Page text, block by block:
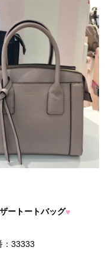
ートートバッグ♥
：33333